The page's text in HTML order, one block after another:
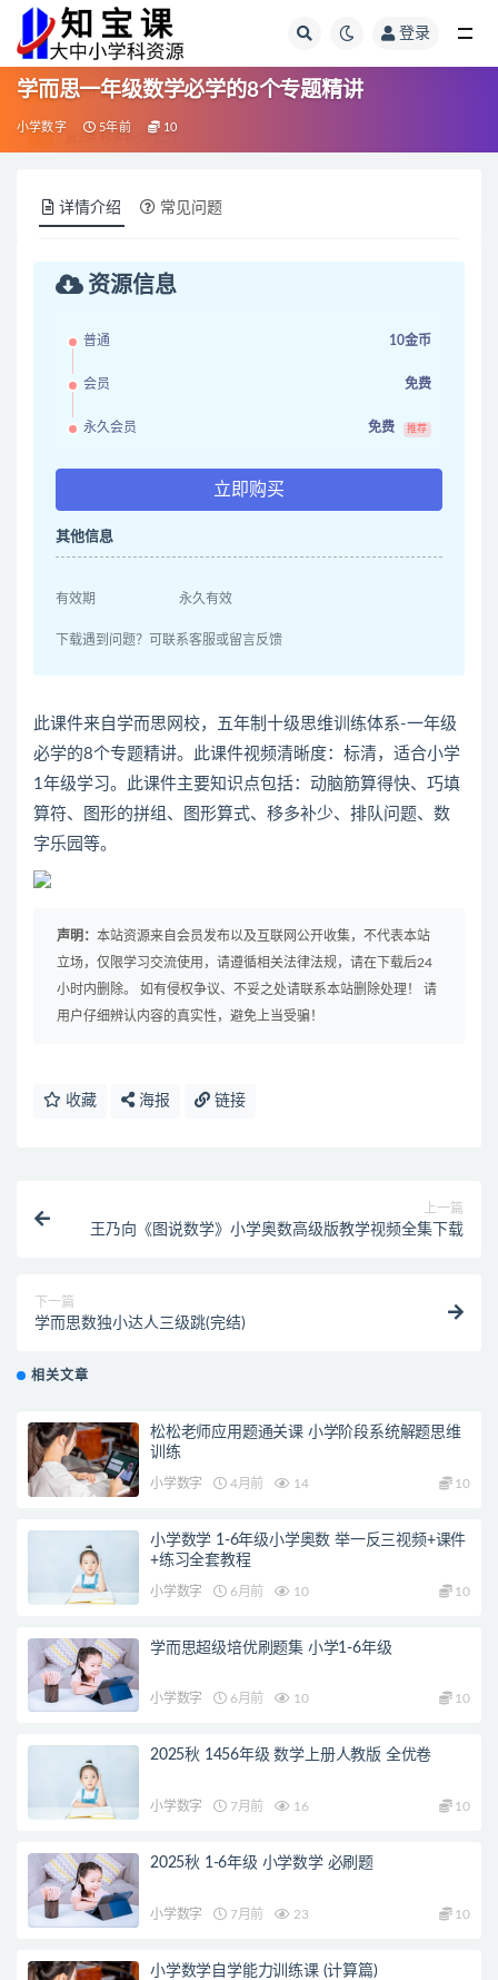
登录
学而思一年级数学必学的8个专题精讲
小学数字 5年前 10
详情介绍 常见问题
资源信息
普通 10金币
会员 免费
永久会员 免费 推荐
立即购买
其他信息
有效期 永久有效
下载遇到问题？可联系客服或留言反馈
此课件来自学而思网校，五年制十级思维训练体系-一年级
必学的8个专题精讲。此课件视频清晰度：标清，适合小学
1年级学习。此课件主要知识点包括：动脑筋算得快、巧填
算符、图形的拼组、图形算式、移多补少、排队问题、数
字乐园等。
声明： 本站资源来自会员发布以及互联网公开收集，不代表本站
立场，仅限学习交流使用，请遵循相关法律法规，请在下载后24
小时内删除。 如有侵权争议、不妥之处请联系本站删除处理！ 请
用户仔细辨认内容的真实性，避免上当受骗！
收藏 海报 链接
上一篇
王乃向《图说数学》小学奥数高级版教学视频全集下载
下一篇
学而思数独小达人三级跳(完结)
相关文章
松松老师应用题通关课 小学阶段系统解题思维
训练
小学数字 4月前 14 10
小学数学 1-6年级小学奥数 举一反三视频+课件
+练习全套教程
小学数字 6月前 10 10
学而思超级培优刷题集 小学1-6年级
小学数字 6月前 10 10
2025秋 1456年级 数学上册人教版 全优卷
小学数字 7月前 16 10
2025秋 1-6年级 小学数学 必刷题
小学数字 7月前 23 10
小学数学自学能力训练课 (计算篇)
全部